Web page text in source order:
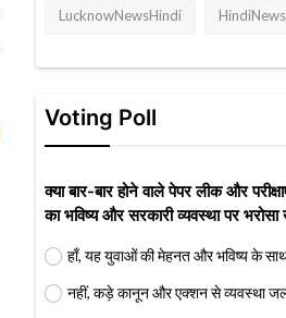
LucknowNewsHindi
Voting Poll
क्या बार-बार होने वाले पेपर लीक और
का भविष्य और सरकारी व्यवस्था पर
हाँ, यह युवाओं की मेहनत और भविष्य के
नहीं, कड़े कानून और एक्शन से व्यवस्था